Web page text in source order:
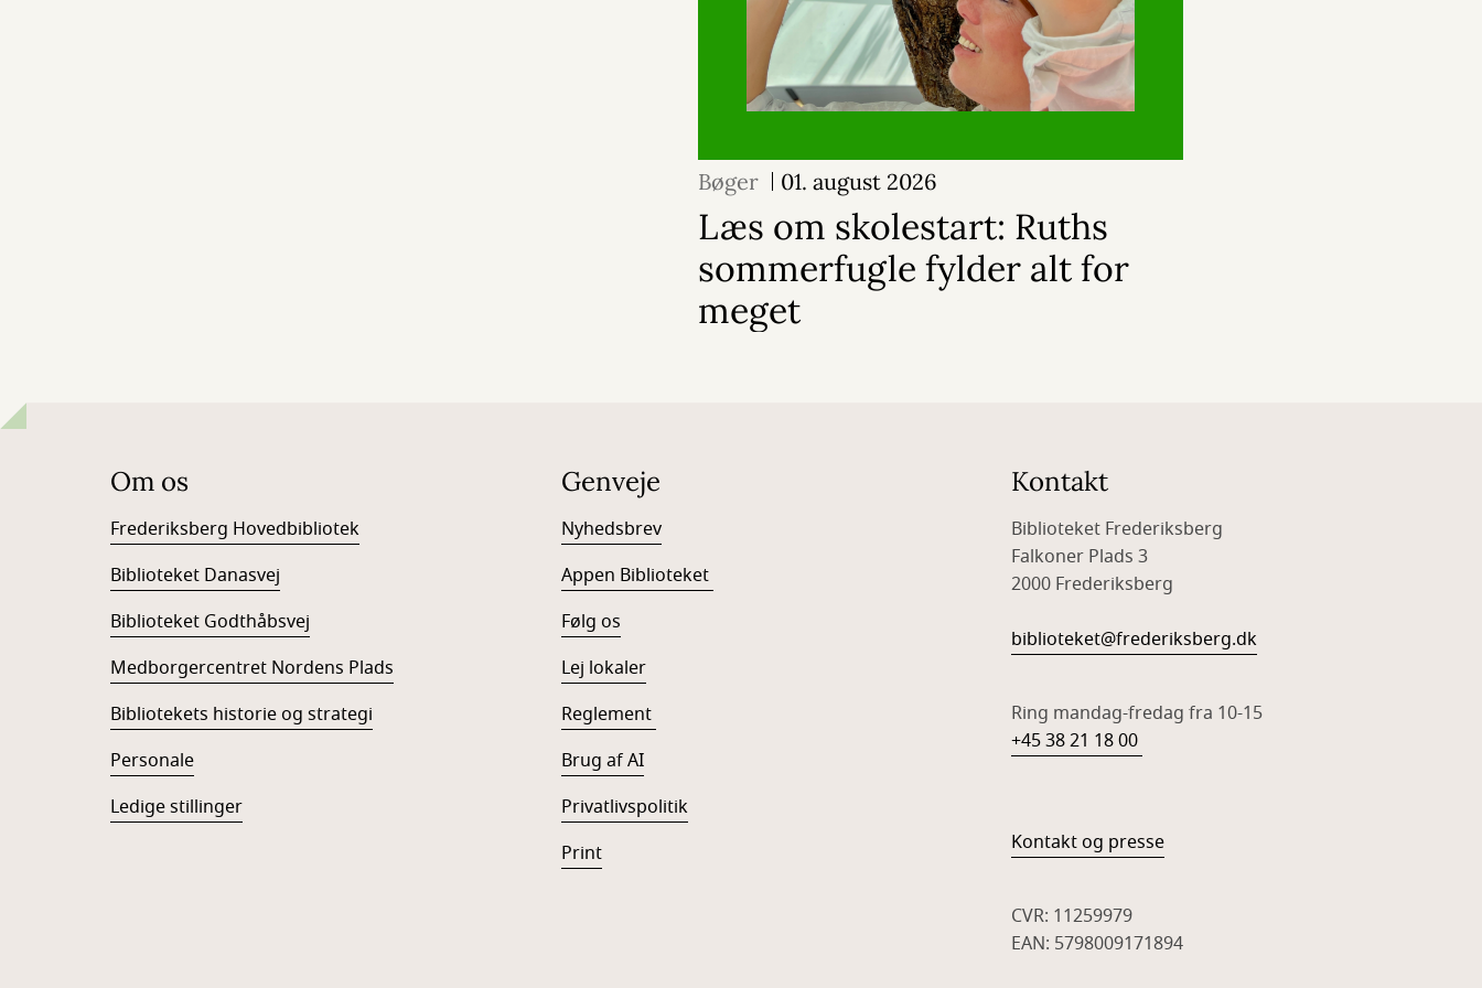
Bøger 01. august 2026
Læs om skolestart: Ruths
sommerfugle fylder alt for
meget
Om os
Frederiksberg Hovedbibliotek
Biblioteket Danasvej
Biblioteket Godthåbsvej
Medborgercentret Nordens Plads
Bibliotekets historie og strategi
Personale
Ledige stillinger
Genveje
Nyhedsbrev
Appen Biblioteket
Følg os
Lej lokaler
Reglement
Brug af AI
Privatlivspolitik
Print
Kontakt
Biblioteket Frederiksberg
Falkoner Plads 3
2000 Frederiksberg
biblioteket@frederiksberg.dk
Ring mandag-fredag fra 10-15
+45 38 21 18 00
Kontakt og presse
CVR: 11259979
EAN: 5798009171894